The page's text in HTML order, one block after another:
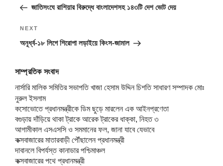
Postজাতিসংঘে রাশিয়ার বিরুদ্ধে বাংলাদেশসহ ১৪৩টি দেশ ভোট দেয়
Next
Post
NEXT
অনূর্ধ্ব-১৮ লিগে শিরোপা লড়াইয়ে কিংস-জামাল
সাম্প্রতিক সংবাদ
নার্সারি মালিক সমিতির সভাপতি খাজা হেসাম উদ্দিন চিশতি সাধারণ সম্পাদক মোঃ
নুরুল ইসলাম
কসোভোতে প্রধানমন্ত্রীকে ডিম ছুড়ে মারলেন এক আইনপ্রণেতা
বগুড়ায় দাঁড়িয়ে থাকা ট্রাকে আরেক ট্রাকের ধাক্কা, নিহত ৩
আগামীকাল এসএসসি ও সমমানের ফল, জানা যাবে যেভাবে
কক্সবাজারের মাতারবাড়ী পৌঁছালেন প্রধানমন্ত্রী
দাবানলে বিপর্যস্ত কানাডার পশ্চিমাঞ্চল
কক্সবাজারের পথে প্রধানমন্ত্রী